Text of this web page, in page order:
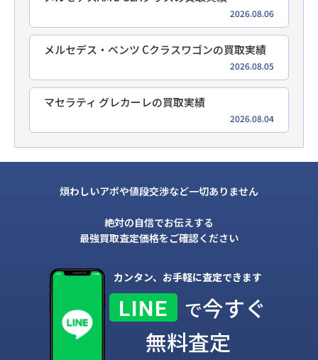
2026.08.06
メルセデス・ベンツ Cクラスワゴンの買取実績
2026.08.05
マセラティ グレカーレの買取実績
2026.08.04
煩わしいアポや値段交渉など一切ありません
絶対の自信でお伝えする
最強買取査定価格をご確認ください
カンタン、お手軽に査定できます
LINE で今すぐ
無料査定